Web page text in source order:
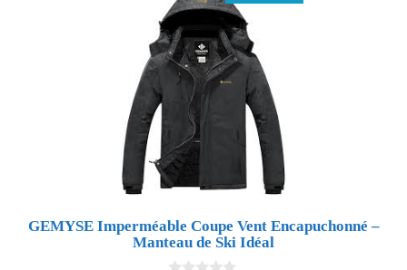
GEMYSE Imperméable Coupe Vent Encapuchonné –
Manteau de Ski Idéal